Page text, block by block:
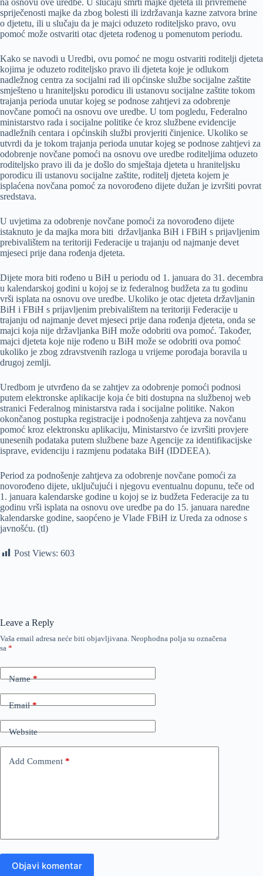
na osnovu ove uredbe. U slučaju smrti majke djeteta ili privremene
spriječenosti majke da zbog bolesti ili izdržavanja kazne zatvora brine
o djetetu, ili u slučaju da je majci oduzeto roditeljsko pravo, ovu
pomoć može ostvariti otac djeteta rođenog u pomenutom periodu.
Kako se navodi u Uredbi, ovu pomoć ne mogu ostvariti roditelji djeteta
kojima je oduzeto roditeljsko pravo ili djeteta koje je odlukom
nadležnog centra za socijalni rad ili općinske službe socijalne zaštite
smješteno u hraniteljsku porodicu ili ustanovu socijalne zaštite tokom
trajanja perioda unutar kojeg se podnose zahtjevi za odobrenje
novčane pomoći na osnovu ove uredbe. U tom pogledu, Federalno
ministarstvo rada i socijalne politike će kroz službene evidencije
nadležnih centara i općinskih službi provjeriti činjenice. Ukoliko se
utvrdi da je tokom trajanja perioda unutar kojeg se podnose zahtjevi za
odobrenje novčane pomoći na osnovu ove uredbe roditeljima oduzeto
roditeljsko pravo ili da je došlo do smještaja djeteta u hraniteljsku
porodicu ili ustanovu socijalne zaštite, roditelj djeteta kojem je
isplaćena novčana pomoć za novorođeno dijete dužan je izvršiti povrat
sredstava.
U uvjetima za odobrenje novčane pomoći za novorođeno dijete
istaknuto je da majka mora biti državljanka BiH i FBiH s prijavljenim
prebivalištem na teritoriji Federacije u trajanju od najmanje devet
mjeseci prije dana rođenja djeteta.
Dijete mora biti rođeno u BiH u periodu od 1. januara do 31. decembra
u kalendarskoj godini u kojoj se iz federalnog budžeta za tu godinu
vrši isplata na osnovu ove uredbe. Ukoliko je otac djeteta državljanin
BiH i FBiH s prijavljenim prebivalištem na teritoriji Federacije u
trajanju od najmanje devet mjeseci prije dana rođenja djeteta, onda se
majci koja nije državljanka BiH može odobriti ova pomoć. Također,
majci djeteta koje nije rođeno u BiH može se odobriti ova pomoć
ukoliko je zbog zdravstvenih razloga u vrijeme porođaja boravila u
drugoj zemlji.
Uredbom je utvrđeno da se zahtjev za odobrenje pomoći podnosi
putem elektronske aplikacije koja će biti dostupna na službenoj web
stranici Federalnog ministarstva rada i socijalne politike. Nakon
okončanog postupka registracije i podnošenja zahtjeva za novčanu
pomoć kroz elektronsku aplikaciju, Ministarstvo će izvršiti provjere
unesenih podataka putem službene baze Agencije za identifikacijske
isprave, evidenciju i razmjenu podataka BiH (IDDEEA).
Period za podnošenje zahtjeva za odobrenje novčane pomoći za
novorođeno dijete, uključujući i njegovu eventualnu dopunu, teče od
1. januara kalendarske godine u kojoj se iz budžeta Federacije za tu
godinu vrši isplata na osnovu ove uredbe pa do 15. januara naredne
kalendarske godine, saopćeno je Vlade FBiH iz Ureda za odnose s
javnošću. (tl)
Post Views: 603
Leave a Reply
Vaša email adresa neće biti objavljivana. Neophodna polja su označena
sa *
Name*
Email*
Website
Add Comment *
Objavi komentar